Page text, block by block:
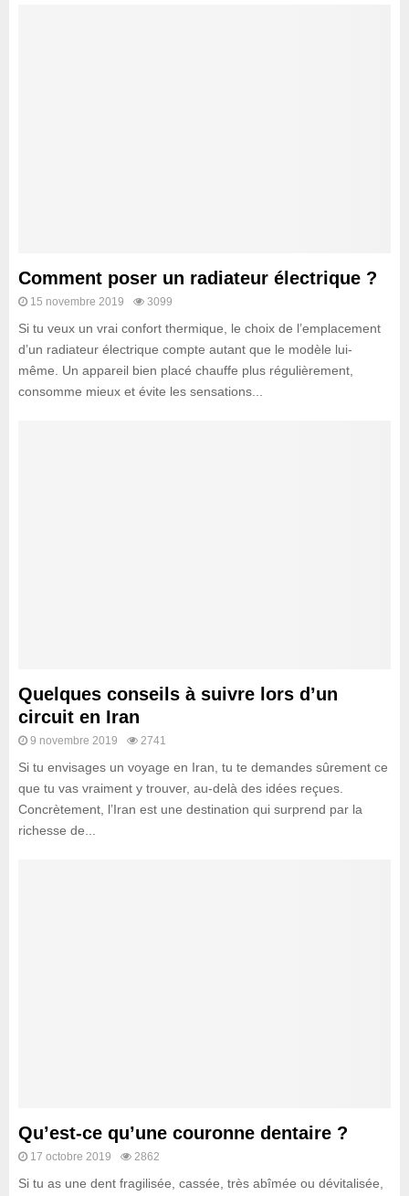
Comment poser un radiateur électrique ?
15 novembre 2019 3099
Si tu veux un vrai confort thermique, le choix de l’emplacement
d’un radiateur électrique compte autant que le modèle lui-
même. Un appareil bien placé chauffe plus régulièrement,
consomme mieux et évite les sensations...
Quelques conseils à suivre lors d’un
circuit en Iran
9 novembre 2019 2741
Si tu envisages un voyage en Iran, tu te demandes sûrement ce
que tu vas vraiment y trouver, au-delà des idées reçues.
Concrètement, l’Iran est une destination qui surprend par la
richesse de...
Qu’est-ce qu’une couronne dentaire ?
17 octobre 2019 2862
Si tu as une dent fragilisée, cassée, très abîmée ou dévitalisée,